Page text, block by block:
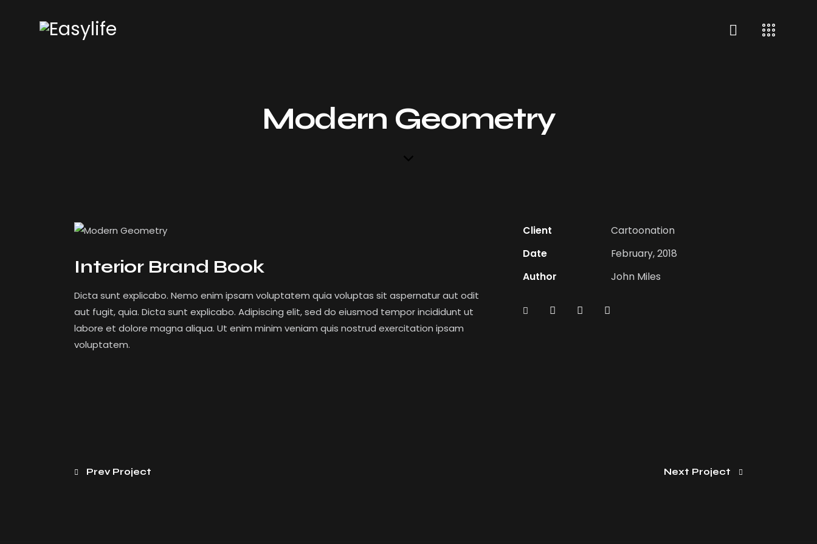
Modern Geometry
Interior Brand Book
Dicta sunt explicabo. Nemo enim ipsam voluptatem quia voluptas sit aspernatur aut odit
aut fugit, quia. Dicta sunt explicabo. Adipiscing elit, sed do eiusmod tempor incididunt ut
labore et dolore magna aliqua. Ut enim minim veniam quis nostrud exercitation ipsam
voluptatem.
Client
Cartoonation
Date
February, 2018
Author
John Miles
Prev Project Next Project